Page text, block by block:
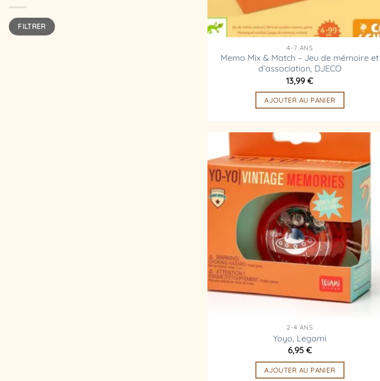
Prix
min
Prix
maxFILTRER
4-7 ANS
Memo Mix & Match – Jeu de mémoire et
d’association, DJECO
13,99€
AJOUTER AU PANIER
Ajouter
liste
d’envies
2-4 ANS
Yoyo, Legami
6,95 €
AJOUTER AU PANIER